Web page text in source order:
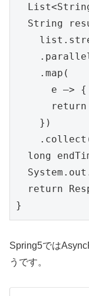
String
    .map(
      e –> {
    })
long
return
}
Spring5では
うです。